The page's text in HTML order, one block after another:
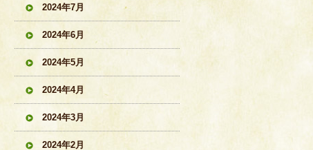
2024年7月
2024年6月
2024年5月
2024年4月
2024年3月
2024年2月